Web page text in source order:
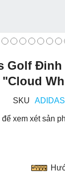
Golf Đinh
SKU
xem xét sản